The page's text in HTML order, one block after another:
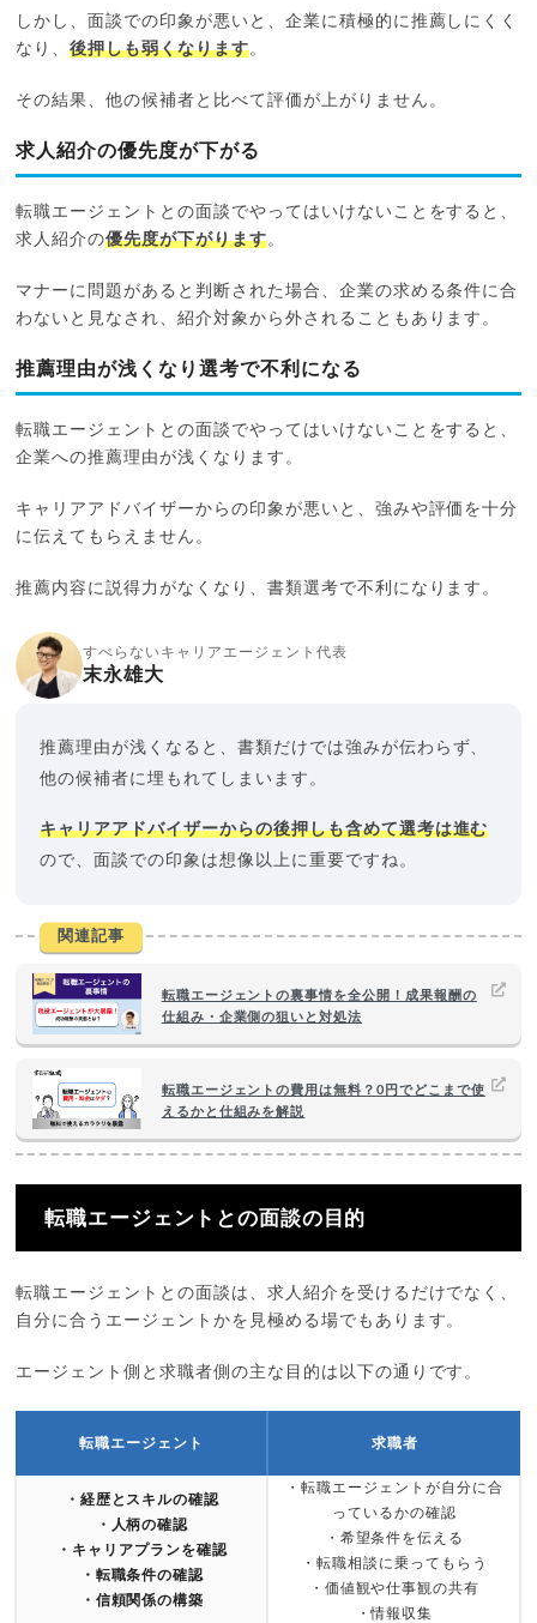
しかし、面談での印象が悪いと、企業に積極的に推薦しにくく
なり、後押しも弱くなります。
その結果、他の候補者と比べて評価が上がりません。
求人紹介の優先度が下がる
転職エージェントとの面談でやってはいけないことをすると、
求人紹介の優先度が下がります。
マナーに問題があると判断された場合、企業の求める条件に合
わないと見なされ、紹介対象から外されることもあります。
推薦理由が浅くなり選考で不利になる
転職エージェントとの面談でやってはいけないことをすると、
企業への推薦理由が浅くなります。
キャリアアドバイザーからの印象が悪いと、強みや評価を十分
に伝えてもらえません。
推薦内容に説得力がなくなり、書類選考で不利になります。
すべらないキャリアエージェント代表
末永雄大
推薦理由が浅くなると、書類だけでは強みが伝わらず、
他の候補者に埋もれてしまいます。
キャリアアドバイザーからの後押しも含めて選考は進む
ので、面談での印象は想像以上に重要ですね。
関連記事
転職エージェントの裏事情を全公開！成果報酬の
仕組み・企業側の狙いと対処法
転職エージェントの費用は無料？0円でどこまで使
えるかと仕組みを解説
転職エージェントとの面談の目的
転職エージェントとの面談は、求人紹介を受けるだけでなく、
自分に合うエージェントかを見極める場でもあります。
エージェント側と求職者側の主な目的は以下の通りです。
転職エージェント 求職者
・経歴とスキルの確認
・人柄の確認
・キャリアプランを確認
・転職条件の確認
・信頼関係の構築
・転職エージェントが自分に合
っているかの確認
・希望条件を伝える
・転職相談に乗ってもらう
・価値観や仕事観の共有
・情報収集